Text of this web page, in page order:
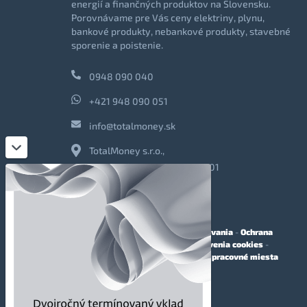
energií a finančných produktov na Slovensku.
Porovnávame pre Vás ceny elektriny, plynu,
bankové produkty, nebankové produkty, stavebné
sporenie a poistenie.
0948 090 040
+421 948 090 051
info@totalmoney.sk
TotalMoney s.r.o.,
Levočská 866, Poprad, 058 01
-Reklama- Podmienky používania - Ochrana
osobných údajov-Cookies Nastavenia cookies -
Finančné sprostredkovanie-Voľné pracovné miesta
Affiliate - partnerský program